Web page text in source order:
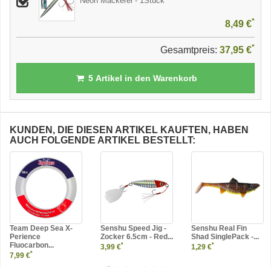
8,49 €*
Gesamtpreis: 37,95 €*
5Artikel in den Warenkorb
KUNDEN, DIE DIESEN ARTIKEL KAUFTEN, HABEN
AUCH FOLGENDE ARTIKEL BESTELLT:
Team Deep Sea X-
Perience
Fluocarbon...
7,99 €*
Senshu Speed Jig -
Zocker 6.5cm - Red...
3,99 €*
Senshu Real Fin
Shad SinglePack -...
1,29 €*